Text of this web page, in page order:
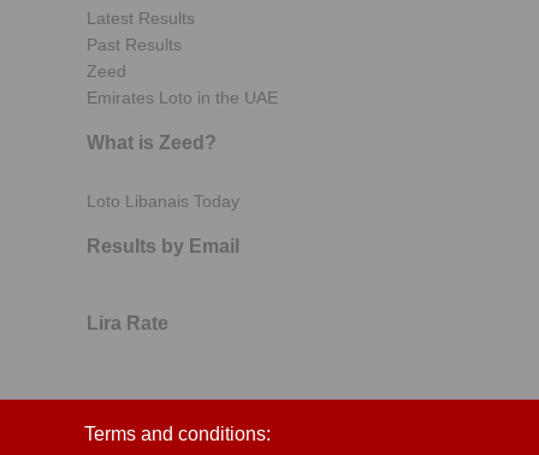
Latest Results
Past Results
Zeed
Emirates Loto in the UAE
What is Zeed?
Loto Libanais Today
Results by Email
Lira Rate
Terms and conditions: